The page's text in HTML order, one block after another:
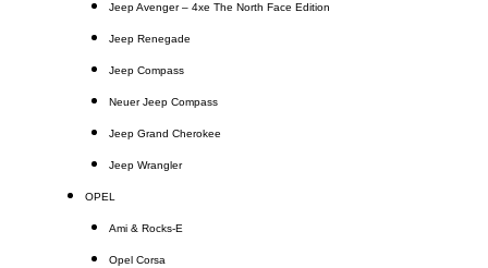
Jeep Avenger – 4xe The North Face Edition
Jeep Renegade
Jeep Compass
Neuer Jeep Compass
Jeep Grand Cherokee
Jeep Wrangler
OPEL
Ami & Rocks-E
Opel Corsa